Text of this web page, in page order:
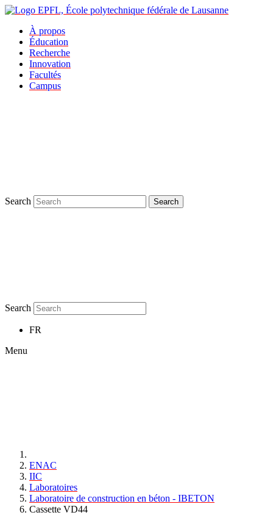
À propos
Éducation
Recherche
Innovation
Facultés
Campus
Search Search
Search
FR
Menu
ENAC
IIC
Laboratoires
Laboratoire de construction en béton - IBETON
Cassette VD44